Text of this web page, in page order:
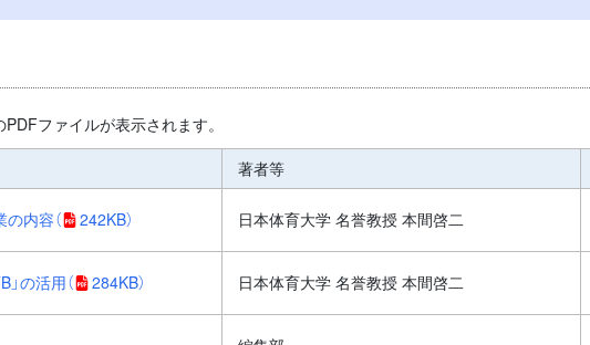
ファイルが表示されます。
著者等
の内容（ 242KB） 日本体育大学 名誉教授 本間啓二
」の活用（ 284KB） 日本体育大学 名誉教授 本間啓二